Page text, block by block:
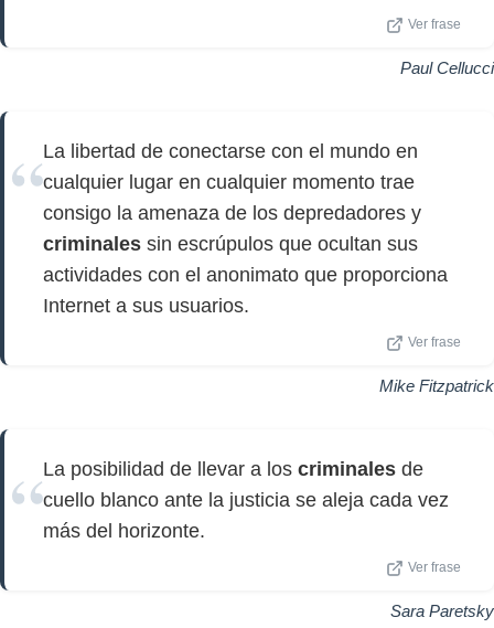
Ver frase
Paul Cellucci
La libertad de conectarse con el mundo en
cualquier lugar en cualquier momento trae
consigo la amenaza de los depredadores y
criminales sin escrúpulos que ocultan sus
actividades con el anonimato que proporciona
Internet a sus usuarios.
Ver frase
Mike Fitzpatrick
La posibilidad de llevar a los criminales de
cuello blanco ante la justicia se aleja cada vez
más del horizonte.
Ver frase
Sara Paretsky